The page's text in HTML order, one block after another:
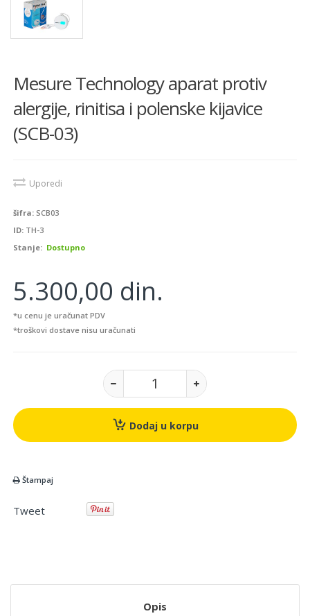
Mesure Technology aparat protiv
alergije, rinitisa i polenske kijavice
(SCB-03)
Uporedi
šifra: SCB03
ID: TH-3
Stanje: Dostupno
5.300,00 din.
*u cenu je uračunat PDV
*troškovi dostave nisu uračunati
Dodaj u korpu
Štampaj
Tweet
Opis